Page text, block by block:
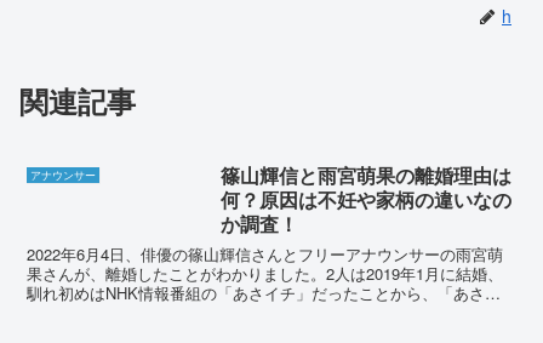
h
関連記事
アナウンサー
篠山輝信と雨宮萌果の離婚理由は
何？原因は不妊や家柄の違いなの
か調査！
2022年6月4日、俳優の篠山輝信さんとフリーアナウンサーの雨宮萌
果さんが、離婚したことがわかりました。2人は2019年1月に結婚、
馴れ初めはNHK情報番組の「あさイチ」だったことから、「あさイ